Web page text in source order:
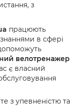
з
працюють
в сфері
велотренажер
є власний
з упевненістю та